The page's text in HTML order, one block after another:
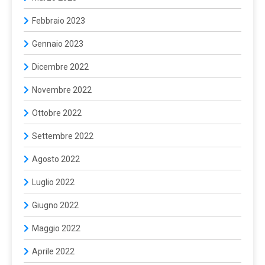
Febbraio 2023
Gennaio 2023
Dicembre 2022
Novembre 2022
Ottobre 2022
Settembre 2022
Agosto 2022
Luglio 2022
Giugno 2022
Maggio 2022
Aprile 2022